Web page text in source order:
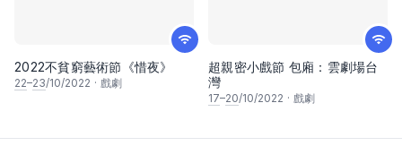
2022不貧窮藝術節《惜夜》
22–23/10/2022 · 戲劇
超親密小戲節 包廂：雲劇場台
灣
17–20/10/2022 · 戲劇